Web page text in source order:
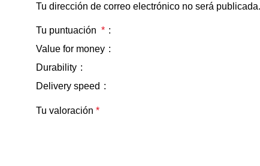
Tu dirección de correo electrónico no será publicada.
Tu puntuación *
Value for money
Durability
Delivery speed
Tu valoración *